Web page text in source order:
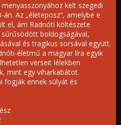
kelt szegedi
Az „életeposz”, amelybe e
el, ám Radnóti költészete
boldogságával,
és tragikus sorsával együtt.
életmű a magyar líra egyik
verseit lélekben
mint egy viharkabátot.
fogják ennek súlyát és